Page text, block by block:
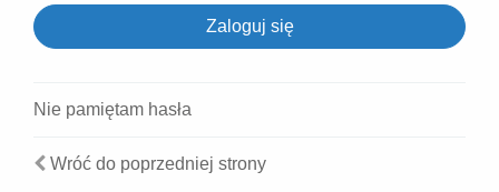
Nie pamiętam hasła
Wróć do poprzedniej strony